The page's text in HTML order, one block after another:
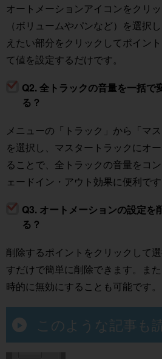
オートメーションアイコンをクリ
（ボリュームやパンなど）を選択
えたい部分をクリックしてポイン
て値を設定するだけです。
Q2. 全トラックの音量を一括で
る？
メニューの「トラック」から「マ
を選択し、マスタートラックにオ
ることで、全トラックの音量をコ
ェードイン・アウト効果に便利です
Q3. オートメーションの設定を
る？
削除するポイントをクリックして
すだけで簡単に削除できます。ま
時的に無効にすることも可能です。
このような記事も